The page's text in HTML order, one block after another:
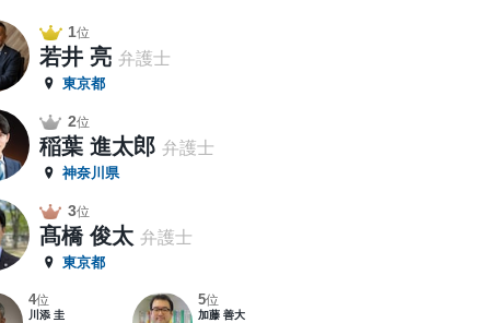
1位
若井 亮 弁護士
東京都
2位
稲葉 進太郎 弁護士
神奈川県
3位
髙橋 俊太 弁護士
東京都
4位
川添 圭
5位
加藤 善大